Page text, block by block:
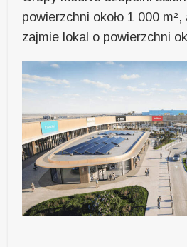
powierzchni około 1 000
zajmie lokal o powierzchni